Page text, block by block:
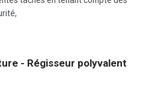
- Régisseur polyvalent